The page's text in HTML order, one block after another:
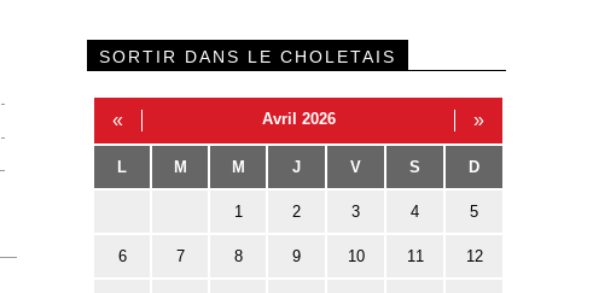
SORTIR DANS LE CHOLETAIS
« Avril 2026 »
L M M J V S D
1 2 3 4 5
6 7 8 9 10 11 12